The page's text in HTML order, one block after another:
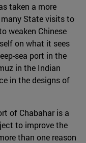
taken a more
State visits to
weaken Chinese
on what it sees
sea port in the
in the Indian
in the designs of
of Chabahar is a
to improve the
than one reason